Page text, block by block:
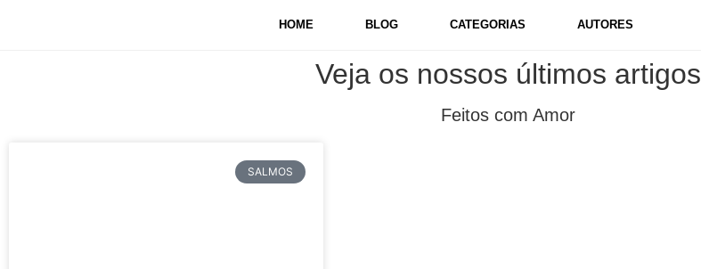
HOME BLOG CATEGORIAS AUTORES
Veja os nossos últimos artigos
Feitos com Amor
SALMOS